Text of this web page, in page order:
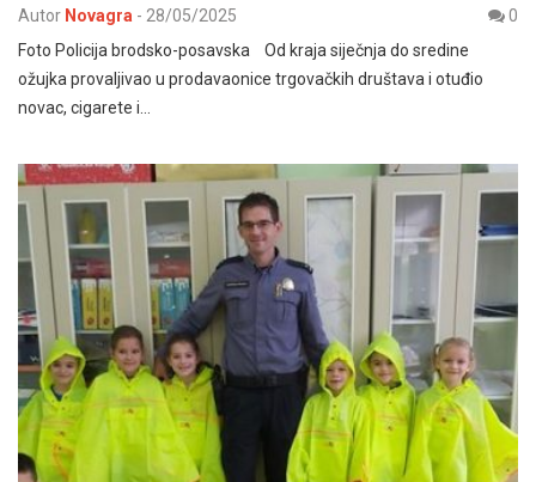
Autor Novagra - 28/05/2025
0
Foto Policija brodsko-posavska Od kraja siječnja do sredine
ožujka provaljivao u prodavaonice trgovačkih društava i otuđio
novac, cigarete i…